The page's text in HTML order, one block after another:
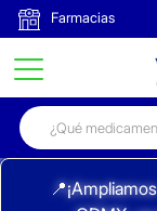
Farmacias